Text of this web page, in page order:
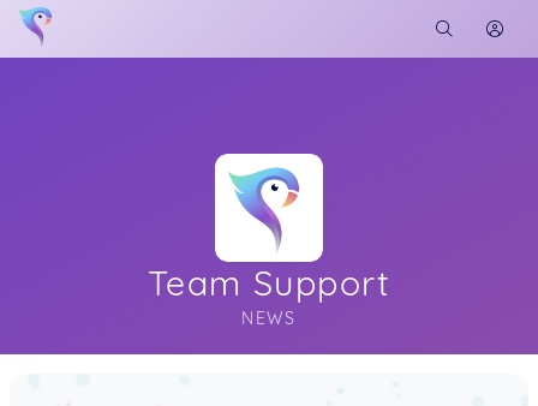
Team Support
NEWS
Soon you will learn more about me here...